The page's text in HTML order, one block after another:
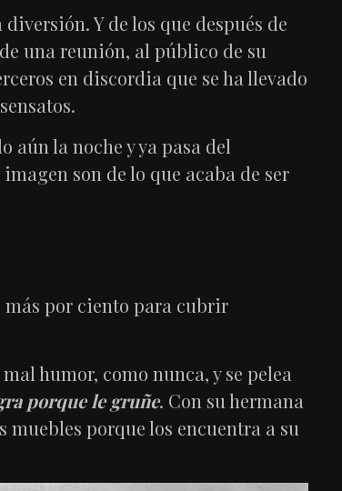
Y de los que después de
una reunión, al público de su
en discordia que se ha llevado
aún la noche y ya pasa del
son de lo que acaba de ser
más por ciento para cubrir
humor, como nunca, y se pelea
porque le gruñe. Con su hermana
porque los encuentra a su